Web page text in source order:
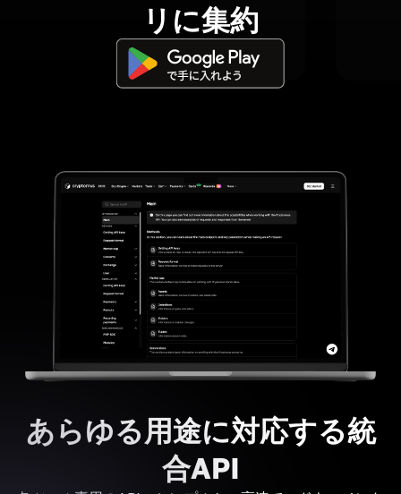
リに集約
あらゆる用途に対応する統
合API